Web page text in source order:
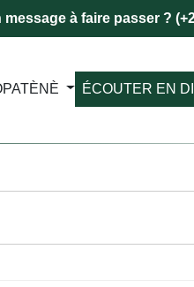
à faire passer ?
ÉCOUTER EN